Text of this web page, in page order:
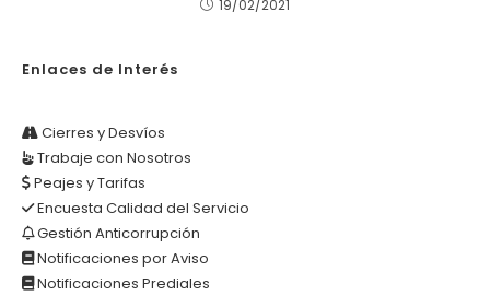
19/02/2021
Enlaces de Interés
Cierres y Desvíos
Trabaje con Nosotros
Peajes y Tarifas
Encuesta Calidad del Servicio
Gestión Anticorrupción
Notificaciones por Aviso
Notificaciones Prediales